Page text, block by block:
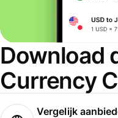
Download
Currency
Vergelijk